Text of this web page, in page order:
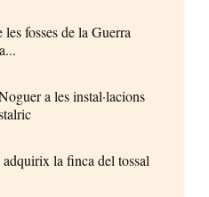
fosses de la Guerra
a les instal·lacions
la finca del tossal